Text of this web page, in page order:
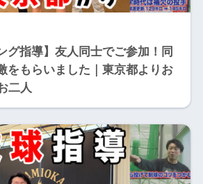
グ指導】友人同士でご参加！同
をもらいました｜東京都よりお
二人